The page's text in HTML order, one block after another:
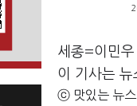
세종=이민
이 기사는 뉴
ⓒ 맛있는 뉴스